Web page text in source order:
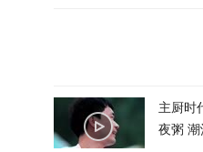
主厨时
夜粥